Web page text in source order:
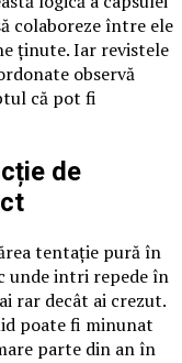
colaboreze între ele
ținute. Iar revistele
observă
că pot fi
de
tentație pură în
unde intri repede în
rar decât ai crezut.
poate fi minunat
parte din an în